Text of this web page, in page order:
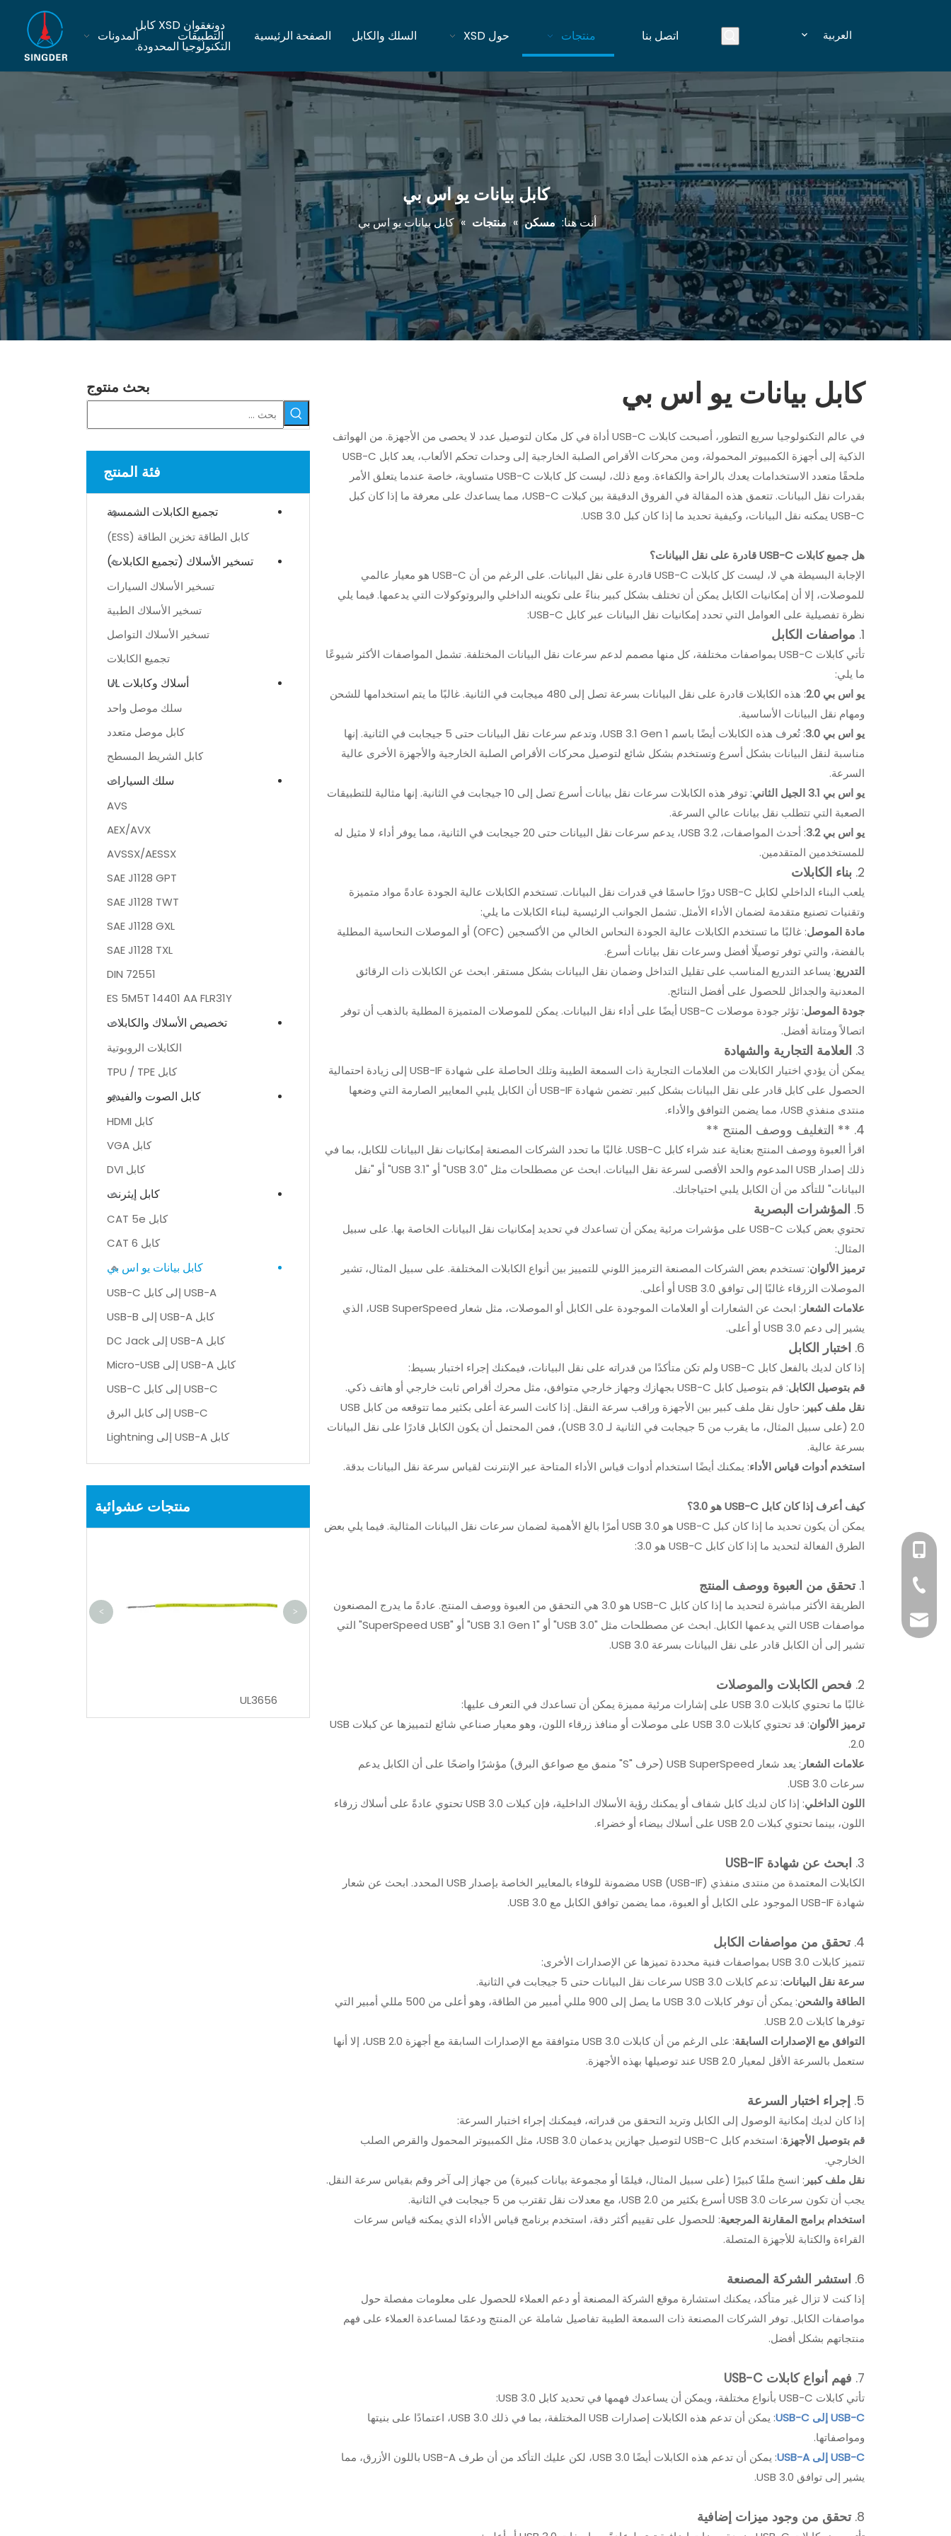
دونغقوان XSD كابل
التكنولوجيا المحدودة.
اتصل بنا منتجات حول XSD السلك والكابل الصفحة الرئيسية التطبيقات المدونات العربية
كابل بيانات يو اس بي
أنت هنا: مسكن » منتجات » كابل بيانات يو اس بي
بحث منتوج
فئة المنتج
تجميع الكابلات الشمسية
كابل الطاقة تخزين الطاقة (ESS)
تسخير الأسلاك (تجميع الكابلات)
تسخير الأسلاك السيارات
تسخير الأسلاك الطبية
تسخير الأسلاك التواصل
تجميع الكابلات
أسلاك وكابلات UL
سلك موصل واحد
كابل موصل متعدد
كابل الشريط المسطح
سلك السيارات
AVS
AEX/AVX
AVSSX/AESSX
SAE J1128 GPT
SAE J1128 TWT
SAE J1128 GXL
SAE J1128 TXL
DIN 72551
ES 5M5T 14401 AA FLR31Y
تخصيص الأسلاك والكابلات
الكابلات الروبوتية
كابل TPU / TPE
كابل الصوت والفيديو
كابل HDMI
كابل VGA
كابل DVI
كابل إيثرنت
كابل CAT 5e
كابل CAT 6
كابل بيانات يو اس بي
USB-A إلى كابل USB-C
كابل USB-A إلى USB-B
كابل USB-A إلى DC Jack
كابل USB-A إلى Micro-USB
USB-C إلى كابل USB-C
USB-C إلى كابل البرق
كابل USB-A إلى Lightning
منتجات عشوائية
UL3656
UL2517 2C 4C 6C أسود PVC
طاقة كابل نقل البيانات المرن
UL20276
< >
كابل بيانات يو اس بي
في عالم التكنولوجيا سريع التطور، أصبحت كابلات USB-C أداة في كل مكان لتوصيل عدد لا يحصى من الأجهزة. من الهواتف
الذكية إلى أجهزة الكمبيوتر المحمولة، ومن محركات الأقراص الصلبة الخارجية إلى وحدات تحكم الألعاب، يعد كابل USB-C
ملحقًا متعدد الاستخدامات يعدك بالراحة والكفاءة. ومع ذلك، ليست كل كابلات USB-C متساوية، خاصة عندما يتعلق الأمر
بقدرات نقل البيانات. تتعمق هذه المقالة في الفروق الدقيقة بين كبلات USB-C، مما يساعدك على معرفة ما إذا كان كبل
USB-C يمكنه نقل البيانات، وكيفية تحديد ما إذا كان كبل USB 3.0.
هل جميع كابلات USB-C قادرة على نقل البيانات؟
الإجابة البسيطة هي لا، ليست كل كابلات USB-C قادرة على نقل البيانات. على الرغم من أن USB-C هو معيار عالمي
للموصلات، إلا أن إمكانيات الكابل يمكن أن تختلف بشكل كبير بناءً على تكوينه الداخلي والبروتوكولات التي يدعمها. فيما يلي
نظرة تفصيلية على العوامل التي تحدد إمكانيات نقل البيانات عبر كابل USB-C:
1. مواصفات الكابل
تأتي كابلات USB-C بمواصفات مختلفة، كل منها مصمم لدعم سرعات نقل البيانات المختلفة. تشمل المواصفات الأكثر شيوعًا
ما يلي:
يو اس بي 2.0
: هذه الكابلات قادرة على نقل البيانات بسرعة تصل إلى 480 ميجابت في الثانية. غالبًا ما يتم استخدامها للشحن
ومهام نقل البيانات الأساسية.
يو اس بي 3.0
: تُعرف هذه الكابلات أيضًا باسم USB 3.1 Gen 1، وتدعم سرعات نقل البيانات حتى 5 جيجابت في الثانية. إنها
مناسبة لنقل البيانات بشكل أسرع وتستخدم بشكل شائع لتوصيل محركات الأقراص الصلبة الخارجية والأجهزة الأخرى عالية
السرعة.
يو اس بي 3.1 الجيل الثاني
: توفر هذه الكابلات سرعات نقل بيانات أسرع تصل إلى 10 جيجابت في الثانية. إنها مثالية للتطبيقات
الصعبة التي تتطلب نقل بيانات عالي السرعة.
يو اس بي 3.2
: أحدث المواصفات، USB 3.2، يدعم سرعات نقل البيانات حتى 20 جيجابت في الثانية، مما يوفر أداء لا مثيل له
للمستخدمين المتقدمين.
2. بناء الكابلات
يلعب البناء الداخلي لكابل USB-C دورًا حاسمًا في قدرات نقل البيانات. تستخدم الكابلات عالية الجودة عادةً مواد متميزة
وتقنيات تصنيع متقدمة لضمان الأداء الأمثل. تشمل الجوانب الرئيسية لبناء الكابلات ما يلي:
مادة الموصل
: غالبًا ما تستخدم الكابلات عالية الجودة النحاس الخالي من الأكسجين (OFC) أو الموصلات النحاسية المطلية
بالفضة، والتي توفر توصيلًا أفضل وسرعات نقل بيانات أسرع.
التدريع: يساعد التدريع المناسب على تقليل التداخل وضمان نقل البيانات بشكل مستقر. ابحث عن الكابلات ذات الرقائق
المعدنية والجدائل للحصول على أفضل النتائج.
جودة الموصل
: تؤثر جودة موصلات USB-C أيضًا على أداء نقل البيانات. يمكن للموصلات المتميزة المطلية بالذهب أن توفر
اتصالاً ومتانة أفضل.
3. العلامة التجارية والشهادة
يمكن أن يؤدي اختيار الكابلات من العلامات التجارية ذات السمعة الطيبة وتلك الحاصلة على شهادة USB-IF إلى زيادة احتمالية
الحصول على كابل قادر على نقل البيانات بشكل كبير. تضمن شهادة USB-IF أن الكابل يلبي المعايير الصارمة التي وضعها
منتدى منفذي USB، مما يضمن التوافق والأداء.
4. ** التغليف ووصف المنتج **
اقرأ العبوة ووصف المنتج بعناية عند شراء كابل USB-C. غالبًا ما تحدد الشركات المصنعة إمكانيات نقل البيانات للكابل، بما في
ذلك إصدار USB المدعوم والحد الأقصى لسرعة نقل البيانات. ابحث عن مصطلحات مثل "USB 3.0" أو "USB 3.1" أو "نقل
البيانات" للتأكد من أن الكابل يلبي احتياجاتك.
5. المؤشرات البصرية
تحتوي بعض كبلات USB-C على مؤشرات مرئية يمكن أن تساعدك في تحديد إمكانيات نقل البيانات الخاصة بها. على سبيل
المثال:
ترميز الألوان: تستخدم بعض الشركات المصنعة الترميز اللوني للتمييز بين أنواع الكابلات المختلفة. على سبيل المثال، تشير
الموصلات الزرقاء غالبًا إلى توافق USB 3.0 أو أعلى.
علامات الشعار
: ابحث عن الشعارات أو العلامات الموجودة على الكابل أو الموصلات، مثل شعار USB SuperSpeed، الذي
يشير إلى دعم USB 3.0 أو أعلى.
6. اختبار الكابل
إذا كان لديك بالفعل كابل USB-C ولم تكن متأكدًا من قدراته على نقل البيانات، فيمكنك إجراء اختبار بسيط:
قم بتوصيل الكابل: قم بتوصيل كابل USB-C بجهازك وجهاز خارجي متوافق، مثل محرك أقراص ثابت خارجي أو هاتف ذكي.
نقل ملف كبير
: حاول نقل ملف كبير بين الأجهزة وراقب سرعة النقل. إذا كانت السرعة أعلى بكثير مما تتوقعه من كابل USB
2.0 (على سبيل المثال، ما يقرب من 5 جيجابت في الثانية لـ USB 3.0)، فمن المحتمل أن يكون الكابل قادرًا على نقل البيانات
بسرعة عالية.
استخدم أدوات قياس الأداء: يمكنك أيضًا استخدام أدوات قياس الأداء المتاحة عبر الإنترنت لقياس سرعة نقل البيانات بدقة.
كيف أعرف إذا كان كابل USB-C هو 3.0؟
يمكن أن يكون تحديد ما إذا كان كبل USB-C هو USB 3.0 أمرًا بالغ الأهمية لضمان سرعات نقل البيانات المثالية. فيما يلي بعض
الطرق الفعالة لتحديد ما إذا كان كابل USB-C هو 3.0:
1. تحقق من العبوة ووصف المنتج
الطريقة الأكثر مباشرة لتحديد ما إذا كان كابل USB-C هو 3.0 هي التحقق من العبوة ووصف المنتج. عادةً ما يدرج المصنعون
مواصفات USB التي يدعمها الكابل. ابحث عن مصطلحات مثل "USB 3.0" أو "USB 3.1 Gen 1" أو "SuperSpeed ​​USB" التي
تشير إلى أن الكابل قادر على نقل البيانات بسرعة USB 3.0.
2. فحص الكابلات والموصلات
غالبًا ما تحتوي كابلات USB 3.0 على إشارات مرئية مميزة يمكن أن تساعدك في التعرف عليها:
ترميز الألوان
: قد تحتوي كابلات USB 3.0 على موصلات أو منافذ زرقاء اللون، وهو معيار صناعي شائع لتمييزها عن كبلات USB
2.0.
علامات الشعار
: يعد شعار USB SuperSpeed ​​(حرف "S" منمق مع صواعق البرق) مؤشرًا واضحًا على أن الكابل يدعم
سرعات USB 3.0.
اللون الداخلي
: إذا كان لديك كابل شفاف أو يمكنك رؤية الأسلاك الداخلية، فإن كبلات USB 3.0 تحتوي عادةً على أسلاك زرقاء
اللون، بينما تحتوي كبلات USB 2.0 على أسلاك بيضاء أو خضراء.
3. ابحث عن شهادة USB-IF
الكابلات المعتمدة من منتدى منفذي USB (USB-IF) مضمونة للوفاء بالمعايير الخاصة بإصدار USB المحدد. ابحث عن شعار
شهادة USB-IF الموجود على الكابل أو العبوة، مما يضمن توافق الكابل مع USB 3.0.
4. تحقق من مواصفات الكابل
تتميز كابلات USB 3.0 بمواصفات فنية محددة تميزها عن الإصدارات الأخرى:
سرعة نقل البيانات: تدعم كابلات USB 3.0 سرعات نقل البيانات حتى 5 جيجابت في الثانية.
الطاقة والشحن
: يمكن أن توفر كابلات USB 3.0 ما يصل إلى 900 مللي أمبير من الطاقة، وهو أعلى من 500 مللي أمبير التي
توفرها كابلات USB 2.0.
التوافق مع الإصدارات السابقة
: على الرغم من أن كابلات USB 3.0 متوافقة مع الإصدارات السابقة مع أجهزة USB 2.0، إلا أنها
ستعمل بالسرعة الأقل لمعيار USB 2.0 عند توصيلها بهذه الأجهزة.
5. إجراء اختبار السرعة
إذا كان لديك إمكانية الوصول إلى الكابل وتريد التحقق من قدراته، فيمكنك إجراء اختبار السرعة:
قم بتوصيل الأجهزة
: استخدم كابل USB-C لتوصيل جهازين يدعمان USB 3.0، مثل الكمبيوتر المحمول والقرص الصلب
الخارجي.
نقل ملف كبير : انسخ ملفًا كبيرًا (على سبيل المثال، فيلمًا أو مجموعة بيانات كبيرة) من جهاز إلى آخر وقم بقياس سرعة النقل.
يجب أن تكون سرعات USB 3.0 أسرع بكثير من USB 2.0، مع معدلات نقل تقترب من 5 جيجابت في الثانية.
استخدام برامج المقارنة المرجعية: للحصول على تقييم أكثر دقة، استخدم برنامج قياس الأداء الذي يمكنه قياس سرعات
القراءة والكتابة للأجهزة المتصلة.
6. استشر الشركة المصنعة
إذا كنت لا تزال غير متأكد، يمكنك استشارة موقع الشركة المصنعة أو دعم العملاء للحصول على معلومات مفصلة حول
مواصفات الكابل. توفر الشركات المصنعة ذات السمعة الطيبة تفاصيل شاملة عن المنتج ودعمًا لمساعدة العملاء على فهم
منتجاتهم بشكل أفضل.
7. فهم أنواع كابلات USB-C
تأتي كابلات USB-C بأنواع مختلفة، ويمكن أن يساعدك فهمها في تحديد كابل USB 3.0:
USB-C إلى USB-C
:
يمكن أن تدعم هذه الكابلات إصدارات USB المختلفة، بما في ذلك USB 3.0، اعتمادًا على بنيتها
ومواصفاتها.
USB-C إلى USB-A
: يمكن أن تدعم هذه الكابلات أيضًا USB 3.0، لكن عليك التأكد من أن طرف USB-A باللون الأزرق، مما
يشير إلى توافق USB 3.0.
8. تحقق من وجود ميزات إضافية
+86-15814198581
+86-769-